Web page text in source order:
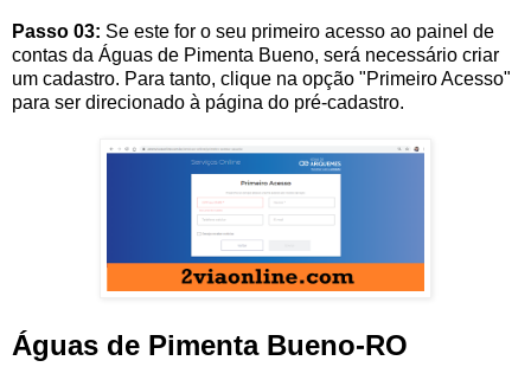
Passo 03: Se este for o seu primeiro acesso ao painel de
contas da Águas de Pimenta Bueno, será necessário criar
um cadastro. Para tanto, clique na opção "Primeiro Acesso"
para ser direcionado à página do pré-cadastro.
Águas de Pimenta Bueno-RO